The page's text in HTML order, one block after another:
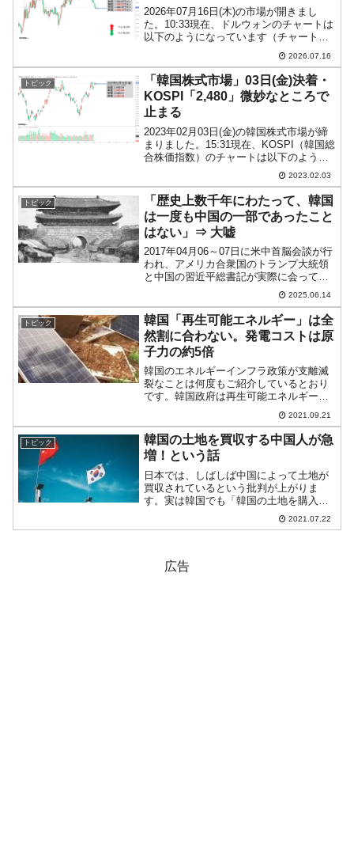
2026年07月16日(木)の市場が開きまし
た。10:33現在、ドルウォンのチャートは
以下のようになっています（チャートは
『Investing.com』より引用）。現在のと
ころ「1ドル＝1,488ウォン」近辺の攻防
となっています。ローソク足...
2026.07.16
トピック
「韓国株式市場」03日(金)決着・
KOSPI「2,480」微妙なところで
止まる
2023年02月03日(金)の韓国株式市場が締
まりました。15:31現在、KOSPI（韓国総
合株価指数）のチャートは以下のように
『Investing.com』より引用）。陽線で締
まりましたが、前日始値を回復できませ
ん...
2023.02.03
トピック
「歴史上数千年にわたって、韓国
は一度も中国の一部であったこと
はない」⇒ 大嘘
2017年04月06～07日に米中首脳会談が行
われ、アメリカ合衆国のトランプ大統領
と中国の習近平総書記が実際に会って、
会談を行いました。この後、04月17日に
トランプ大統領は『The Wall Street
Journal』のインタビューに...
2025.06.14
トピック
韓国「再生可能エネルギー」は全
然割に合わない。発電コストは原
子力の約5倍
韓国のエネルギーインフラ政策が支離滅
裂なことは何度もご紹介しているとおり
です。韓国政府は再生可能エネルギーの
利用を実現不可能なほど増やして「2050
年にカーボンニュートラルを達成する」
という目標を立てています。この再生可
能エネルギーの発電効...
2021.09.21
トピック
韓国の土地を買収する中国人が急
増！という話
日本では、しばしば中国によって土地が
買収されているという批判が上がりま
す。実は韓国でも「韓国の土地を購入す
る中国人が急増している」という話が出
ています。韓国の国土交通部の資料によ
2021.07.22
広告